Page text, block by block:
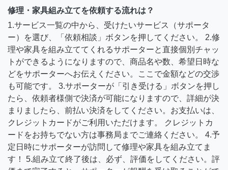
修理・家具組み立てを依頼する流れは？
1.サービス一覧の中から、受けたいサービス（サポータ
ー）を選び、「依頼相談」ボタンを押してください。 2.修
理や家具を組み立ててくれるサポーターと直接個別チャッ
トができるようになりますので、商品名や数、希望日時な
どをサポーターへお伝えください。ここで金額などの交渉
も可能です。 3.サポーターが「引き受ける」ボタンを押し
たら、依頼者様側で決済が可能になりますので、詳細が決
まりましたら、前払い決済をしてください。お支払いは、
クレジットカードがご利用いただけます。 クレジットカ
ードをお持ちでない方は事務局までご連絡ください。 4.予
定日時にサポーターが訪問して修理や家具を組み立てま
す！ 5.組み立て終了後は、必ず、評価をしてください。評